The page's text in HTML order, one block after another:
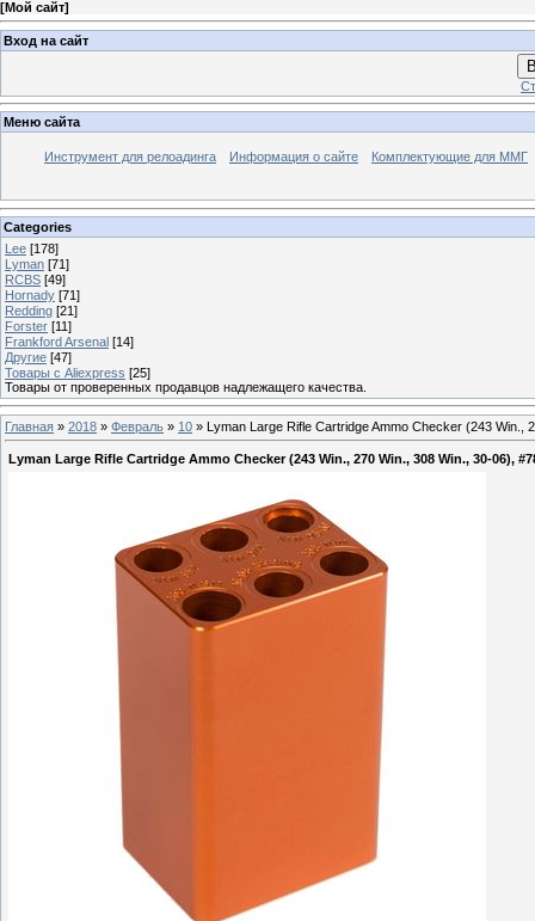
[Мой сайт]
Вход на сайт
Меню сайта
Инструмент для релоадинга Информация о сайте Комплектующие для ММГ
Categories
Lee [178]
Lyman [71]
RCBS [49]
Hornady [71]
Redding [21]
Forster [11]
Frankford Arsenal [14]
Другие [47]
Товары с Aliexpress [25]
Товары от проверенных продавцов надлежащего качества.
Главная » 2018 » Февраль » 10 » Lyman Large Rifle Cartridge Ammo Checker (243 Win.,
Lyman Large Rifle Cartridge Ammo Checker (243 Win., 270 Win., 308 Win., 30-06),